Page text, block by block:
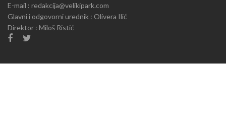
E-mail : redakcija@velikipark.com
Glavni i odgovorni urednik : Olivera Ilić
Direktor : Miloš Ristić